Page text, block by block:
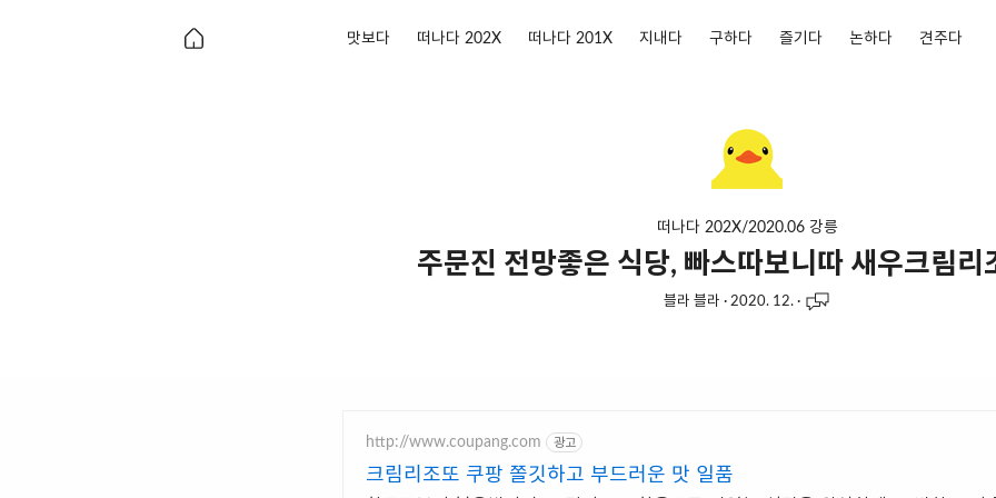
맛보다 떠나다 202X 떠나다 201X 지내다 구하다 즐기다 논하다 견주다
떠나다 202X/2020.06 강릉
주문진 전망좋은 식당, 빠스따보니따 새우크림리
블라 블라 · 2020. 12. ·
http://www.coupang.com 광고
크림리조또 쿠팡 쫄깃하고 부드러운 맛 일품